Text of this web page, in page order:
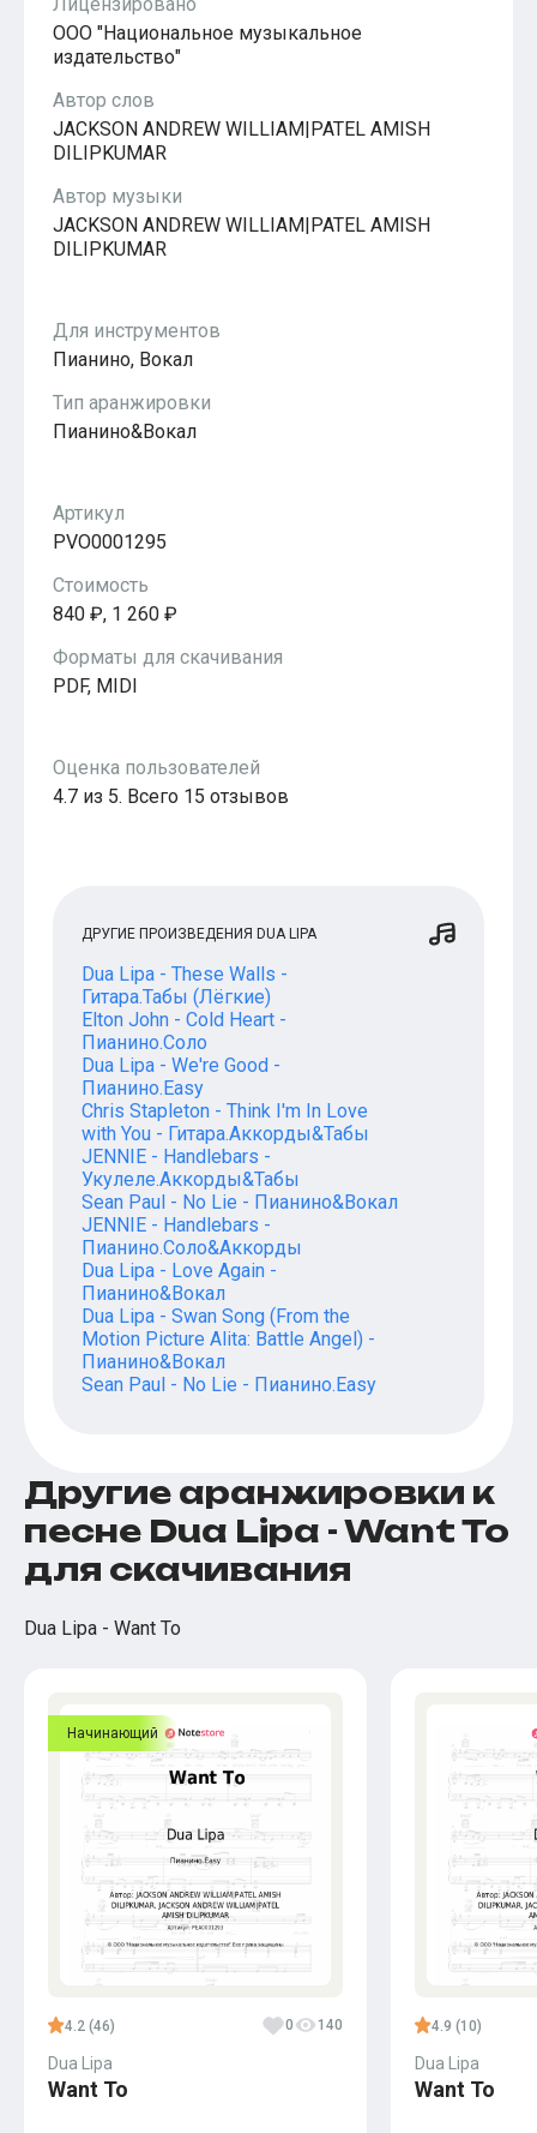
Популярное
Бесплатные
Лицензировано
ООО "Национальное музыкальное
издательство"
Автор слов
JACKSON ANDREW WILLIAM|PATEL AMISH
DILIPKUMAR
Автор музыки
JACKSON ANDREW WILLIAM|PATEL AMISH
DILIPKUMAR
Для инструментов
Пианино, Вокал
Тип аранжировки
Пианино&Вокал
Артикул
PVO0001295
Стоимость
840 ₽, 1 260 ₽
Форматы для скачивания
PDF, MIDI
Оценка пользователей
4.7 из 5. Всего 15 отзывов
ДРУГИЕ ПРОИЗВЕДЕНИЯ DUA LIPA
Dua Lipa - These Walls -
Гитара.Табы (Лёгкие)
Elton John - Cold Heart -
Пианино.Соло
Dua Lipa - We're Good -
Пианино.Easy
Chris Stapleton - Think I'm In Love
with You - Гитара.Аккорды&Табы
JENNIE - Handlebars -
Укулеле.Аккорды&Табы
Sean Paul - No Lie - Пианино&Вокал
JENNIE - Handlebars -
Пианино.Соло&Аккорды
Dua Lipa - Love Again -
Пианино&Вокал
Dua Lipa - Swan Song (From the
Motion Picture Alita: Battle Angel) -
Пианино&Вокал
Sean Paul - No Lie - Пианино.Easy
Другие аранжировки к
песне Dua Lipa - Want To
для скачивания
Dua Lipa - Want To
Начинающий
4.2 (46) 0 140
Dua Lipa
Want To
4.9 (10)
Dua Lipa
Want To